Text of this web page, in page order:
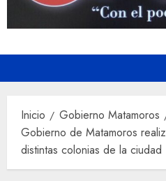
Inicio
Gobierno Matamoros
Gobierno de Matamoros
distintas colonias de la ciudad